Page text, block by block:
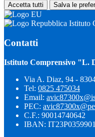
Accetta tutti Salva le
Istituto
Contatti
Istituto Comprensivo "L.
Via A. Diaz, 94 -
Tel: 0825 475034
Email:
PEC:
C.F.: 90014740642
IBAN: